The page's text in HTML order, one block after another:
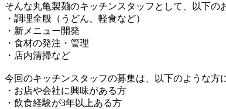
そんな丸亀製麺のキッチンスタッフとして、以下の
・調理全般（うどん、軽食など）
・新メニュー開発
・食材の発注・管理
・店内清掃など
今回のキッチンスタッフの募集は、以下のような方
・お店や会社に興味がある方
・飲食経験が3年以上ある方